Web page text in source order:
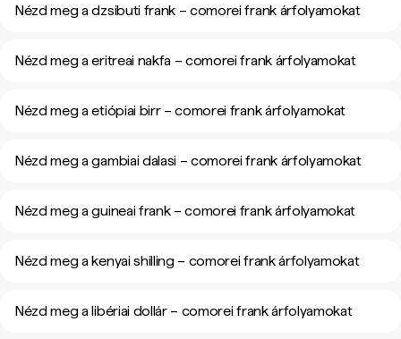
Nézd meg a dzsibuti frank – comorei frank árfolyamokat
Nézd meg a eritreai nakfa – comorei frank árfolyamokat
Nézd meg a etiópiai birr – comorei frank árfolyamokat
Nézd meg a gambiai dalasi – comorei frank árfolyamokat
Nézd meg a guineai frank – comorei frank árfolyamokat
Nézd meg a kenyai shilling – comorei frank árfolyamokat
Nézd meg a libériai dollár – comorei frank árfolyamokat